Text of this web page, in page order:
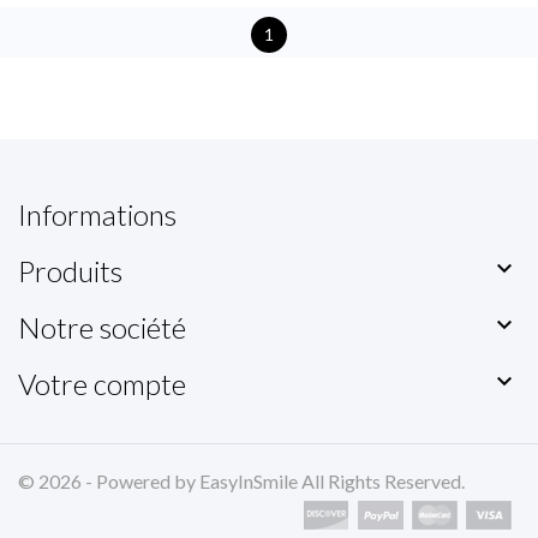
1
Informations
Produits

Notre société 
Votre compte 
© 2026 - Powered by EasyInSmile All Rights Reserved.